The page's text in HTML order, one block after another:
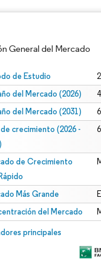
General del Mercado
de Estudio
del Mercado (2026)
del Mercado (2031)
de crecimiento (2026 -
de Crecimiento
Más Grande
del Mercado
principales
© Mordor Intelligence. El uso
CC BY 4.0.